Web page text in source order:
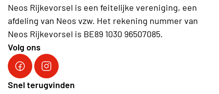
Neos Rijkevorsel is een feitelijke vereniging, een
afdeling van Neos vzw. Het rekening nummer van
Neos Rijkevorsel is BE89 1030 96507085.
Volg ons
FacebookInstagram
Snel terugvinden